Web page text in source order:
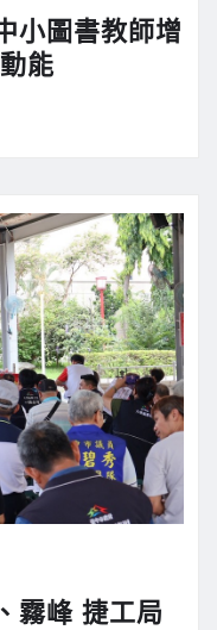
小圖書教師增
能
霧峰 捷工局